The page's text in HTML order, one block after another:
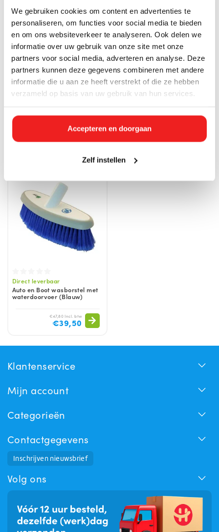
We gebruiken cookies om content en advertenties te
personaliseren, om functies voor social media te bieden
en om ons websiteverkeer te analyseren. Ook delen we
informatie over uw gebruik van onze site met onze
partners voor social media, adverteren en analyse. Deze
partners kunnen deze gegevens combineren met andere
informatie die u aan ze heeft verstrekt of die ze hebben
verzameld op basis van uw gebruik van hun services.
Accepteren en doorgaan
Zelf instellen
Wandborstel met
Food | Vikan
€27,80
Velgenborstel – Wheel
€23,60
Direct leverbaar
Auto en Boot wasborstel met
waterdoorvoer (Blauw)
€47,80 Incl. btw
€39,50
Klantenservice
Mijn account
Categorieën
Contactgegevens
Inschrijven nieuwsbrief
Volg ons